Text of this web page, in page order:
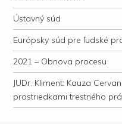
Ústavný súd
Európsky súd pre ľudské
2021 – Obnova procesu
JUDr. Kliment: Kauza
prostriedkami trestného